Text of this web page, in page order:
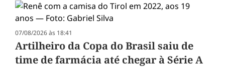
07/08/2026 às 18:41
Artilheiro da Copa do Brasil saiu de
time de farmácia até chegar à Série A